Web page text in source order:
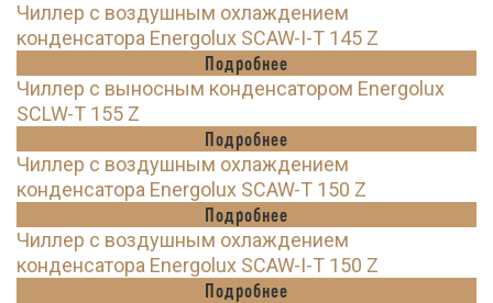
Чиллер с воздушным охлаждением
конденсатора Energolux SCAW-I-T 145 Z
Подробнее
Чиллер с выносным конденсатором Energolux
SCLW-T 155 Z
Подробнее
Чиллер с воздушным охлаждением
конденсатора Energolux SCAW-T 150 Z
Подробнее
Чиллер с воздушным охлаждением
конденсатора Energolux SCAW-I-T 150 Z
Подробнее